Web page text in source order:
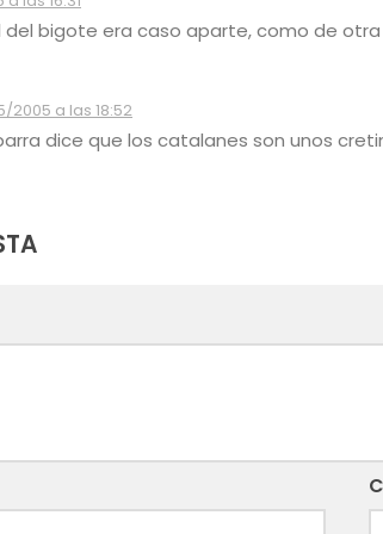
del bigote era caso aparte, como de otra
2005 a las 18:52
dice que los catalanes son unos